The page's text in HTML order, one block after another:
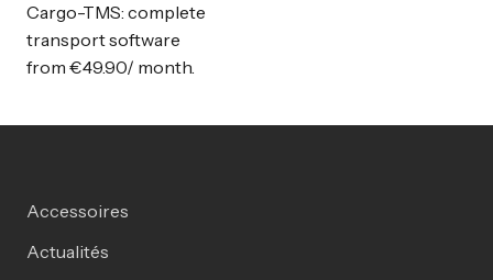
Cargo-TMS: complete
transport software
from €49.90/ month.
Accessoires
Actualités